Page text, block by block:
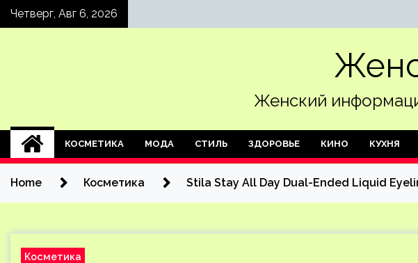
SkipЧетверг, Авг 6, 2026
Женский
КОСМЕТИКА МОДА СТИЛЬ ЗДОРОВЬЕ КИНО КУХНЯ
Home Косметика Stila Stay All Day Dual-Ended Liquid
Косметика